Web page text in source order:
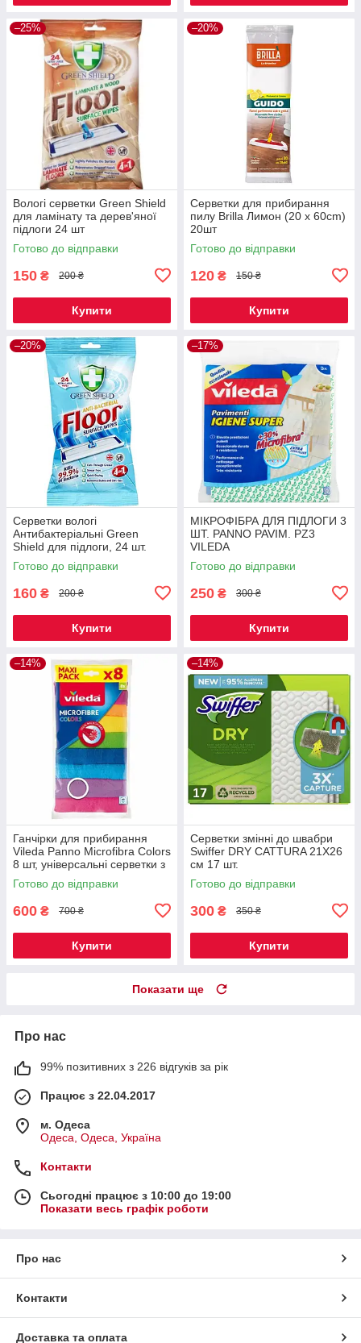
–25%
Вологі серветки Green Shield
для ламінату та дерев'яної
підлоги 24 шт
Готово до відправки
150 ₴ 200 ₴
Купити
–20%
Серветки для прибирання
пилу Brilla Лимон (20 x 60cm)
20шт
Готово до відправки
120 ₴ 150 ₴
Купити
–20%
Серветки вологі
Антибактеріальні Green
Shield для підлоги, 24 шт.
Готово до відправки
160 ₴ 200 ₴
Купити
–17%
МІКРОФІБРА ДЛЯ ПІДЛОГИ 3
ШТ. PANNO PAVIM. PZ3
VILEDA
Готово до відправки
250 ₴ 300 ₴
Купити
–14%
Ганчірки для прибирання
Vileda Panno Microfibra Colors
8 шт, універсальні серветки з
мікрофібри для дому
Готово до відправки
600 ₴ 700 ₴
Купити
–14%
Серветки змінні до швабри
Swiffer DRY CATTURA 21X26
см 17 шт.
Готово до відправки
300 ₴ 350 ₴
Купити
Показати ще
Про нас
99% позитивних з 226 відгуків за рік
Працює з 22.04.2017
м. Одеса
Одеса, Одеса, Україна
Контакти
Сьогодні працює з 10:00 до 19:00
Показати весь графік роботи
Про нас
Контакти
Доставка та оплата